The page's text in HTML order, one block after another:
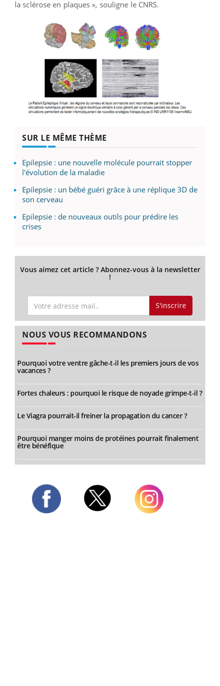
la sclérose en plaques », souligne le CNRS.
SUR LE MÊME THÈME
Epilepsie : une nouvelle molécule pourrait stopper
l'évolution de la maladie
Epilepsie : un bébé guéri grâce à une réplique 3D de
son cerveau
Epilepsie : de nouveaux outils pour prédire les
crises
Vous aimez cet article ? Abonnez-vous à la newsletter
!
S'inscrire
NOUS VOUS RECOMMANDONS
Pourquoi votre ventre gâche-t-il les premiers jours de vos
vacances ?
Fortes chaleurs : pourquoi le risque de noyade grimpe-t-il ?
Le Viagra pourrait-il freiner la propagation du cancer ?
Pourquoi manger moins de protéines pourrait finalement
être bénéfique